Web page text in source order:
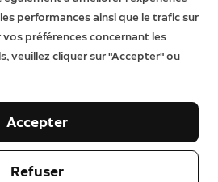
performances ainsi que le trafic sur
vos préférences concernant les
veuillez cliquer sur "Accepter" ou
Refuser
Accepter